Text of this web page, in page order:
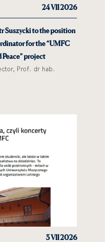
24 VII 2026
Suszycki to the position
for the “UMFC
project
Prof. dr hab.
3 VII 2026